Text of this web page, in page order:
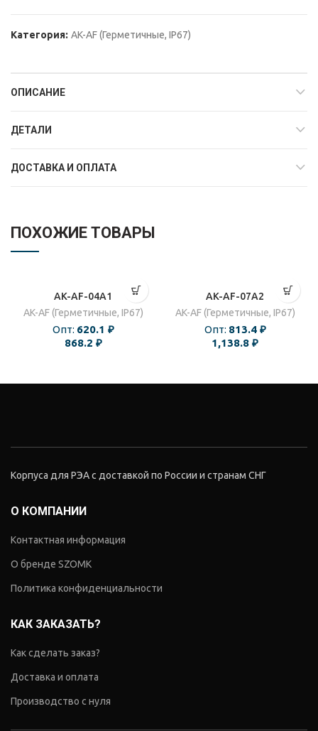
Категория: AK-AF (Герметичные, IP67)
ОПИСАНИЕ
ДЕТАЛИ
ДОСТАВКА И ОПЛАТА
ПОХОЖИЕ ТОВАРЫ
AK-AF-04A1
AK-AF (Герметичные, IP67)
868.2 ₽
Опт: 620.1 ₽
AK-AF-07A2
AK-AF (Герметичные, IP67)
1,138.8 ₽
Опт: 813.4 ₽
Корпуса для РЭА с доставкой по России и странам СНГ
О КОМПАНИИ
Контактная информация
О бренде SZOMK
Политика конфиденциальности
КАК ЗАКАЗАТЬ?
Как сделать заказ?
Доставка и оплата
Производство с нуля